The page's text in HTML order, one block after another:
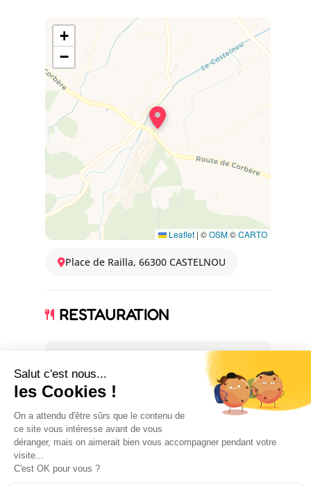
+
−
Leaflet | ©OSM©CARTO
Place de Railla, 66300 CASTELNOU
RESTAURATION
Cuisine méditerranéenne, Régionales
françaises, Spécialités Locales
COUVERTS MAX
30